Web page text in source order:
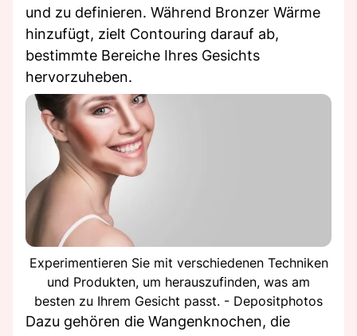
und zu definieren. Während Bronzer Wärme
hinzufügt, zielt Contouring darauf ab,
bestimmte Bereiche Ihres Gesichts
hervorzuheben.
Experimentieren Sie mit verschiedenen Techniken
und Produkten, um herauszufinden, was am
besten zu Ihrem Gesicht passt. - Depositphotos
Dazu gehören die Wangenknochen, die